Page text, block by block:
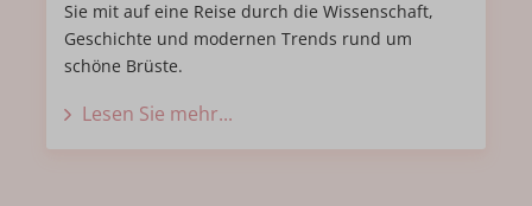
Sie mit auf eine Reise durch die Wissenschaft,
Geschichte und modernen Trends rund um
schöne Brüste.
Lesen Sie mehr...